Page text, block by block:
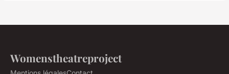
Womenstheatreproject